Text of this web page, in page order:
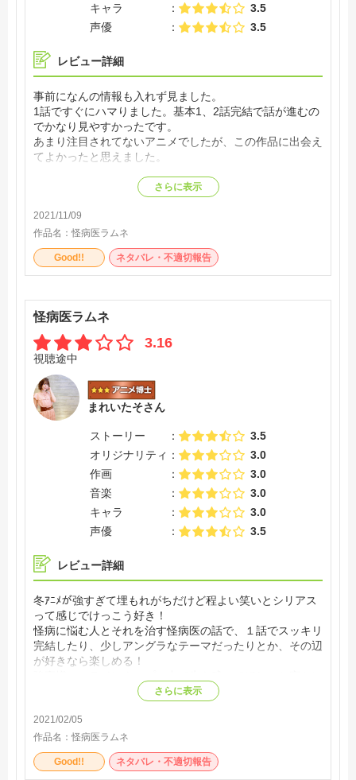
キャラ
3.5
声優
3.5
レビュー詳細
事前になんの情報も入れず見ました。
1話ですぐにハマりました。基本1、2話完結で話が進むの
でかなり見やすかったです。
あまり注目されてないアニメでしたが、この作品に出会え
てよかったと思えました。
欠点では無いですが、絵柄が夕方アニメっぽかった。嫌い
ではないですが深夜アニメって感じてはないですね
さらに表示
2021/11/09
作品名： 怪病医ラムネ
Good!! ネタバレ・不適切報告
怪病医ラムネ
3.16
視聴途中
まれいたそさん
ストーリー
3.5
オリジナリティ
3.0
作画
3.0
音楽
3.0
キャラ
3.0
声優
3.5
レビュー詳細
冬ｱﾆﾒが強すぎて埋もれがちだけど程よい笑いとシリアス
って感じでけっこう好き！
怪病に悩む人とそれを治す怪病医の話で、１話でスッキリ
完結したり、少しアングラなテーマだったりとか、その辺
が好きなら楽しめる！
ちなみにOP曲はまれいたその弟のゆうまたそです（笑）
さらに表示
2021/02/05
作品名： 怪病医ラムネ
Good!! ネタバレ・不適切報告